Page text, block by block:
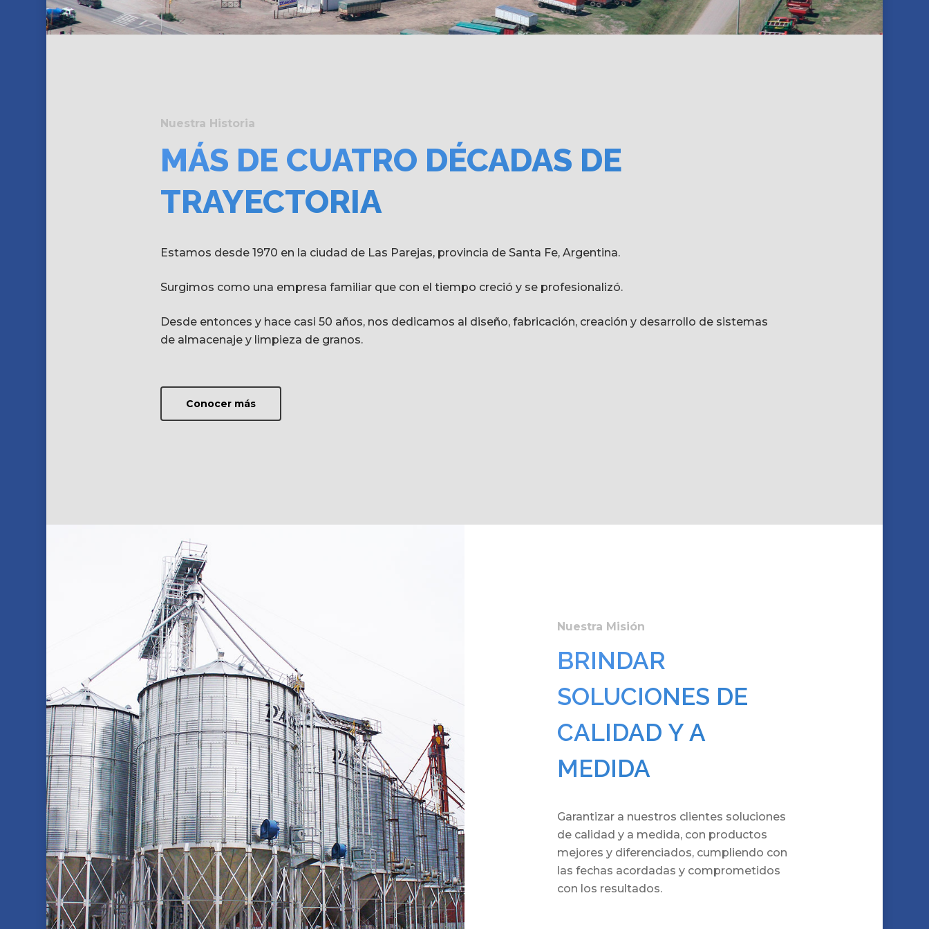
Nuestra Historia
MÁS DE CUATRO DÉCADAS DE
TRAYECTORIA
Estamos desde 1970 en la ciudad de Las Parejas, provincia de Santa Fe, Argentina.
Surgimos como una empresa familiar que con el tiempo creció y se profesionalizó.
Desde entonces y hace casi 50 años, nos dedicamos al diseño, fabricación, creación y desarrollo de sistemas
de almacenaje y limpieza de granos.
Conocer más
Nuestra Misión
BRINDAR
SOLUCIONES DE
CALIDAD Y A
MEDIDA
Garantizar a nuestros clientes soluciones
de calidad y a medida, con productos
mejores y diferenciados, cumpliendo con
las fechas acordadas y comprometidos
con los resultados.